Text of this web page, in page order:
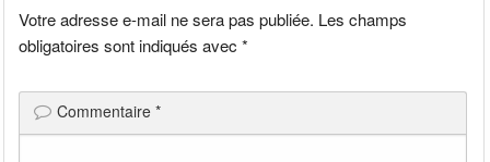
Votre adresse e-mail ne sera pas publiée. Les champs
obligatoires sont indiqués avec*
Commentaire*